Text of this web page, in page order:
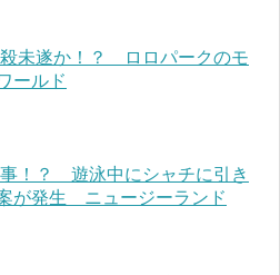
未遂か！？ ロロパークのモ
ールド
！？ 遊泳中にシャチに引き
が発生 ニュージーランド